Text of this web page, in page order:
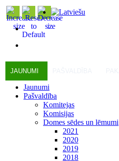
JAUNUMI
Jaunumi
Pašvaldība
Komitejas
Komisijas
Domes sēdes un lēmumi
2021
2020
2019
2018